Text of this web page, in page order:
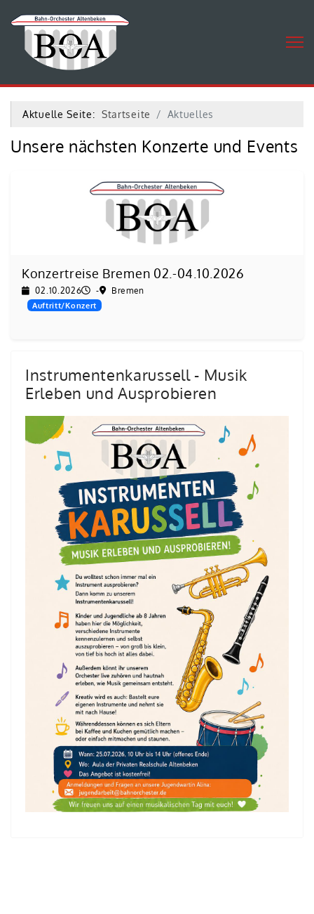
Aktuelle Seite: Startseite Aktuelles
Unsere nächsten Konzerte und Events
Konzertreise Bremen 02.-04.10.2026
02.10.2026 - Bremen
Auftritt/Konzert
Instrumentenkarussell - Musik
Erleben und Ausprobieren